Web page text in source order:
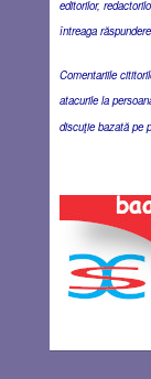
editorilor,
întreaga
Comentariile
atacurile la
discuţie bazată pe